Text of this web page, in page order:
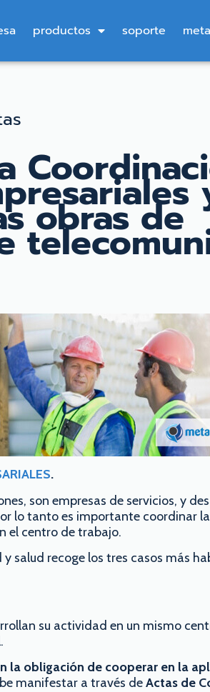
productos soporte
obras de
.
son empresas de servicios, y
lo tanto es importante coordinar
el centro de trabajo.
salud recoge los tres casos más
su actividad en un mismo
la obligación de cooperar en la
manifestar a través deActas de